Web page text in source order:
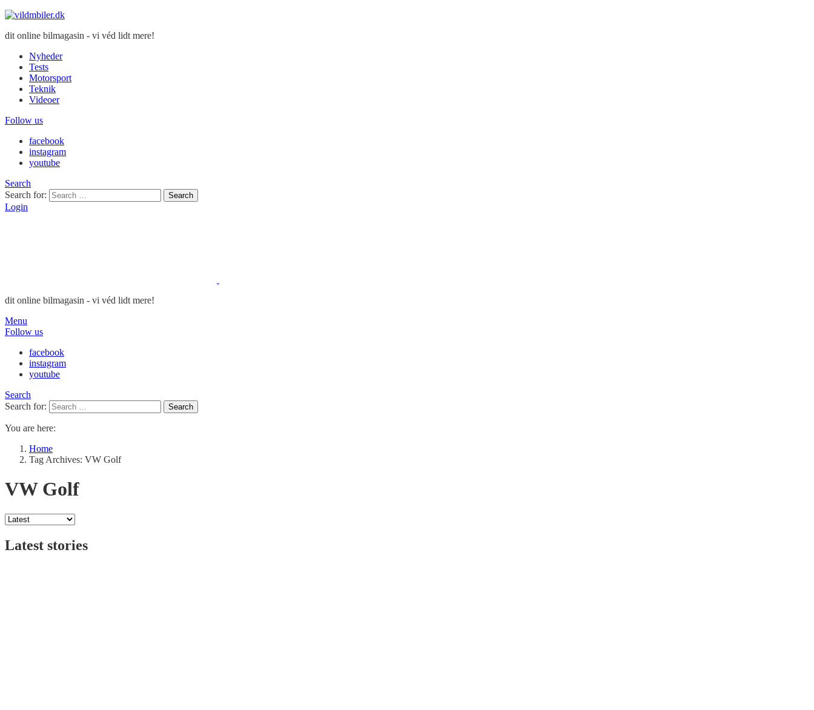
dit online bilmagasin - vi véd lidt mere!
Nyheder
Tests
Motorsport
Teknik
Videoer
Follow us
facebook
instagram
youtube
Search
Search for:
Search
Login
dit online bilmagasin - vi véd lidt mere!
Menu
Follow us
facebook
instagram
youtube
Search
Search for:
Search
You are here:
Home
Tag Archives: VW Golf
VW Golf
Latest stories